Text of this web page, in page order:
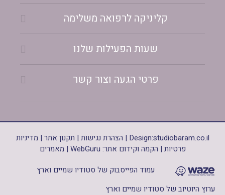
קליניקה לרפואה משלימה
שעות הפעילות שלנו
פרטי הגעה וצור קשר
Design:studiobaram.co.il
| הצהרת נגישות | תקנון אתר | מדיניות
פרטיות | הקמה וקידום אתר: WebGuru | מאמרים
עמוד הפייסבוק של סטודיו שמיים וארץ
ערוץ היוטיוב של סטודיו שמיים וארץ